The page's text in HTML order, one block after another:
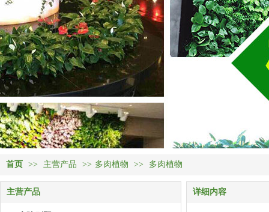
首页 >> 主营产品 >> 多肉植物 >> 多肉植物
主营产品 详细内容